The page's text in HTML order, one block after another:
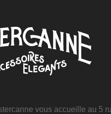
vous accueille au 5